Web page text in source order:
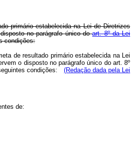
primário estabelecida na Lei de Diretrizes
no parágrafo único doart. 8º da Lei
condições:
de resultado primário estabelecida na Lei
o disposto no parágrafo único do art. 8º
condições: (Redação dada pela Lei
de: